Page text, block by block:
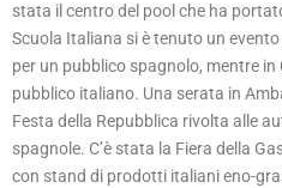
stata il centro del pool che ha
Scuola Italiana si è tenuto un
per un pubblico spagnolo, mentre
pubblico italiano. Una serata in
Festa della Repubblica rivolta alle
spagnole. C’è stata la Fiera della
con stand di prodotti italiani eno-